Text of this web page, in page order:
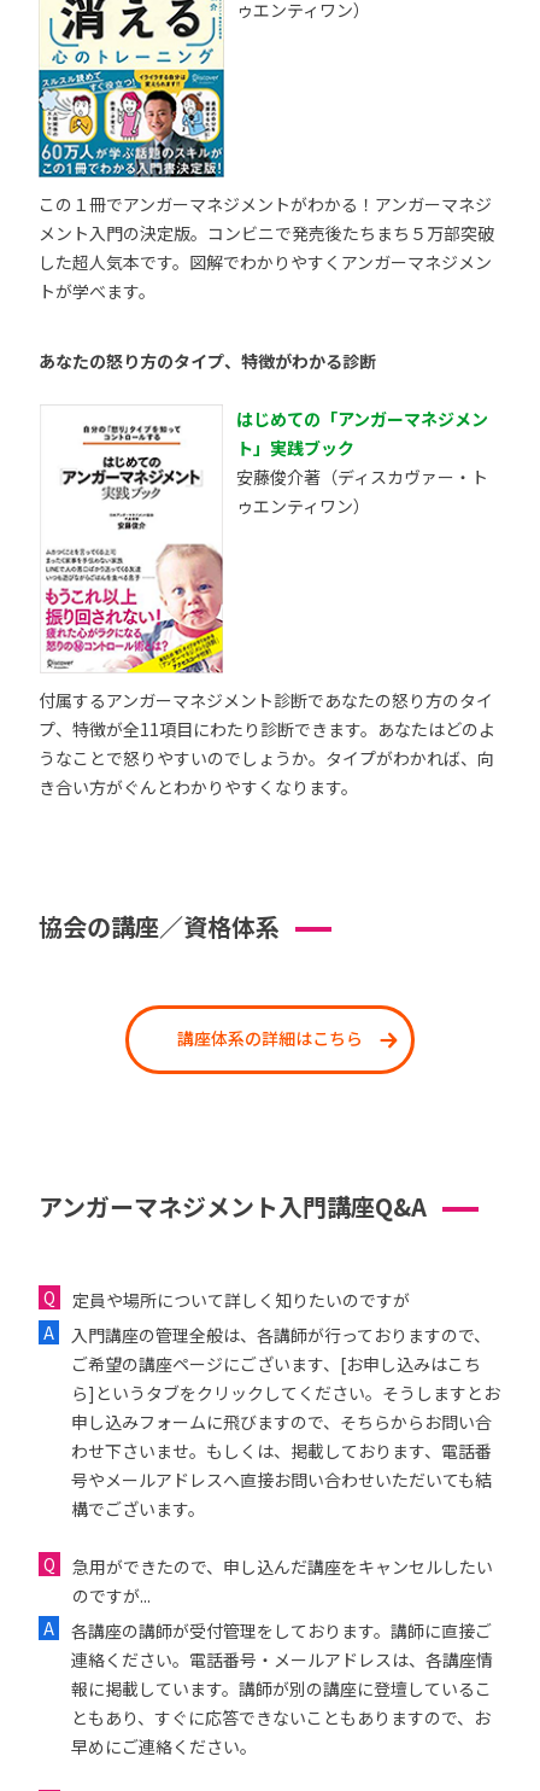
ゥエンティワン）
この１冊でアンガーマネジメントがわかる！アンガーマネジ
メント入門の決定版。コンビニで発売後たちまち５万部突破
した超人気本です。図解でわかりやすくアンガーマネジメン
トが学べます。
あなたの怒り方のタイプ、特徴がわかる診断
はじめての「アンガーマネジメン
ト」実践ブック
安藤俊介著（ディスカヴァー・ト
ゥエンティワン）
付属するアンガーマネジメント診断であなたの怒り方のタイ
プ、特徴が全11項目にわたり診断できます。あなたはどのよ
うなことで怒りやすいのでしょうか。タイプがわかれば、向
き合い方がぐんとわかりやすくなります。
協会の講座／資格体系
講座体系の詳細はこちら
アンガーマネジメント入門講座Q&A
定員や場所について詳しく知りたいのですが
入門講座の管理全般は、各講師が行っておりますので、
ご希望の講座ページにございます、[お申し込みはこち
ら]というタブをクリックしてください。そうしますとお
申し込みフォームに飛びますので、そちらからお問い合
わせ下さいませ。もしくは、掲載しております、電話番
号やメールアドレスへ直接お問い合わせいただいても結
構でございます。
急用ができたので、申し込んだ講座をキャンセルしたい
のですが...
各講座の講師が受付管理をしております。講師に直接ご
連絡ください。電話番号・メールアドレスは、各講座情
報に掲載しています。講師が別の講座に登壇しているこ
ともあり、すぐに応答できないこともありますので、お
早めにご連絡ください。